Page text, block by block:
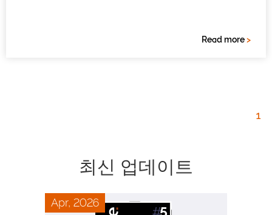
Read more>
1
최신 업데이트
Apr, 2026